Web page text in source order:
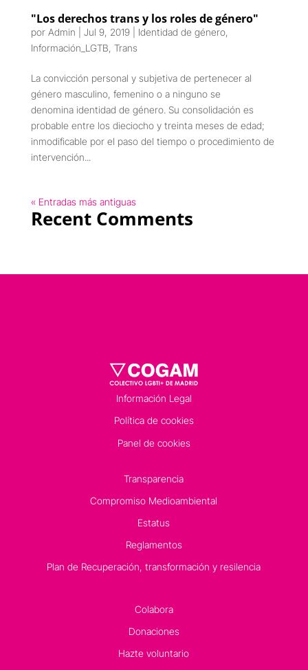
"Los derechos trans y los roles de género"
por Admin Jul 9, 2019| Identidad de género,
Información_LGTB Trans
La convicción personal y subjetiva de pertenecer al
género masculino, femenino o a ninguno se
denomina identidad de género. Su consolidación es
probable entre los dieciocho y treinta meses de edad;
inmodificable por el paso del tiempo o procedimiento de
intervención...
« Entradas más antiguas
Recent Comments
Información Legal
Política de cookies
Panel de cookies
Transparencia
Compromiso Medioambiental
Estatus
Reglamentos
Plan de Recuperación, transformación y resilencia
Colabora
Donaciones
Hazte voluntario